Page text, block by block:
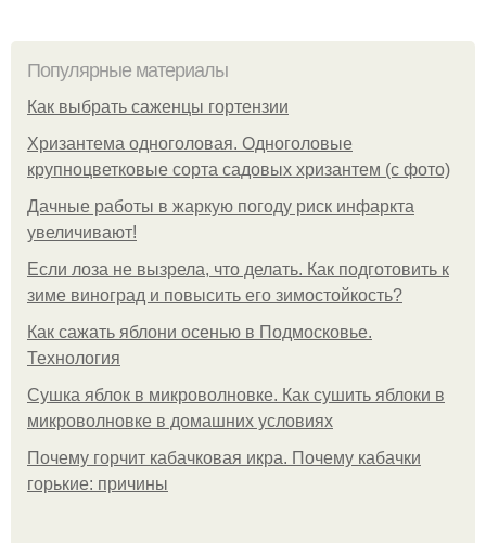
Популярные материалы
Как выбрать саженцы гортензии
Хризантема одноголовая. Одноголовые
крупноцветковые сорта садовых хризантем (с фото)
Дачные работы в жаркую погоду риск инфаркта
увеличивают!
Если лоза не вызрела, что делать. Как подготовить к
зиме виноград и повысить его зимостойкость?
Как сажать яблони осенью в Подмосковье.
Технология
Сушка яблок в микроволновке. Как сушить яблоки в
микроволновке в домашних условиях
Почему горчит кабачковая икра. Почему кабачки
горькие: причины